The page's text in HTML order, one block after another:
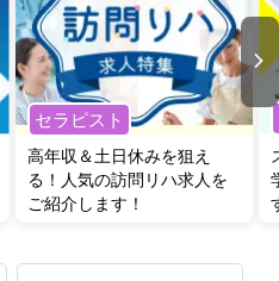
セラピスト
高年収＆土日休みを狙え
る！人気の訪問リハ求人を
ご紹介します！